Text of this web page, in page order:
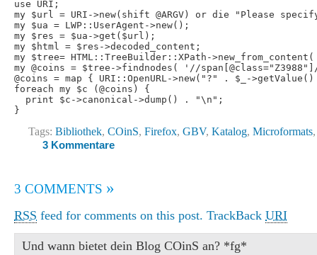
use URI;
my $url = URI->new(shift @ARGV) or die "Please
my $ua = LWP::UserAgent->new();
my $res = $ua->get($url);
my $html = $res->decoded_content;
my $tree= HTML::TreeBuilder::XPath-
my @coins = $tree->findnodes( '//
@coins = map { URI::OpenURL->new("?" . $_-
foreach my $c (@coins) {
  print $c->canonical->dump() . "\n";
Tags: Bibliothek, COinS, Firefox, GBV, Katalog, Microformats
3 Kommentare
3 COMMENTS »
RSS feed for comments on this post. TrackBack URI
Und wann bietet dein Blog COinS an? *fg*